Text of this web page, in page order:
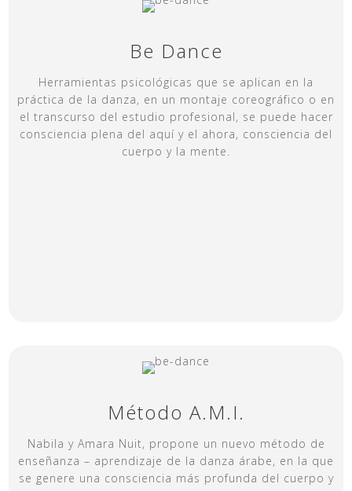
Be Dance
Herramientas psicológicas que se aplican en la
práctica de la danza, en un montaje coreográfico o en
el transcurso del estudio profesional, se puede hacer
consciencia plena del aquí y el ahora, consciencia del
cuerpo y la mente.
Método A.M.I.
Nabila y Amara Nuit, propone un nuevo método de
enseñanza – aprendizaje de la danza árabe, en la que
se genere una consciencia más profunda del cuerpo y